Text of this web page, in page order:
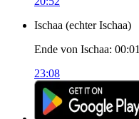
Ischaa (echter Ischaa)
Ende von Ischaa: 00:01
23:08